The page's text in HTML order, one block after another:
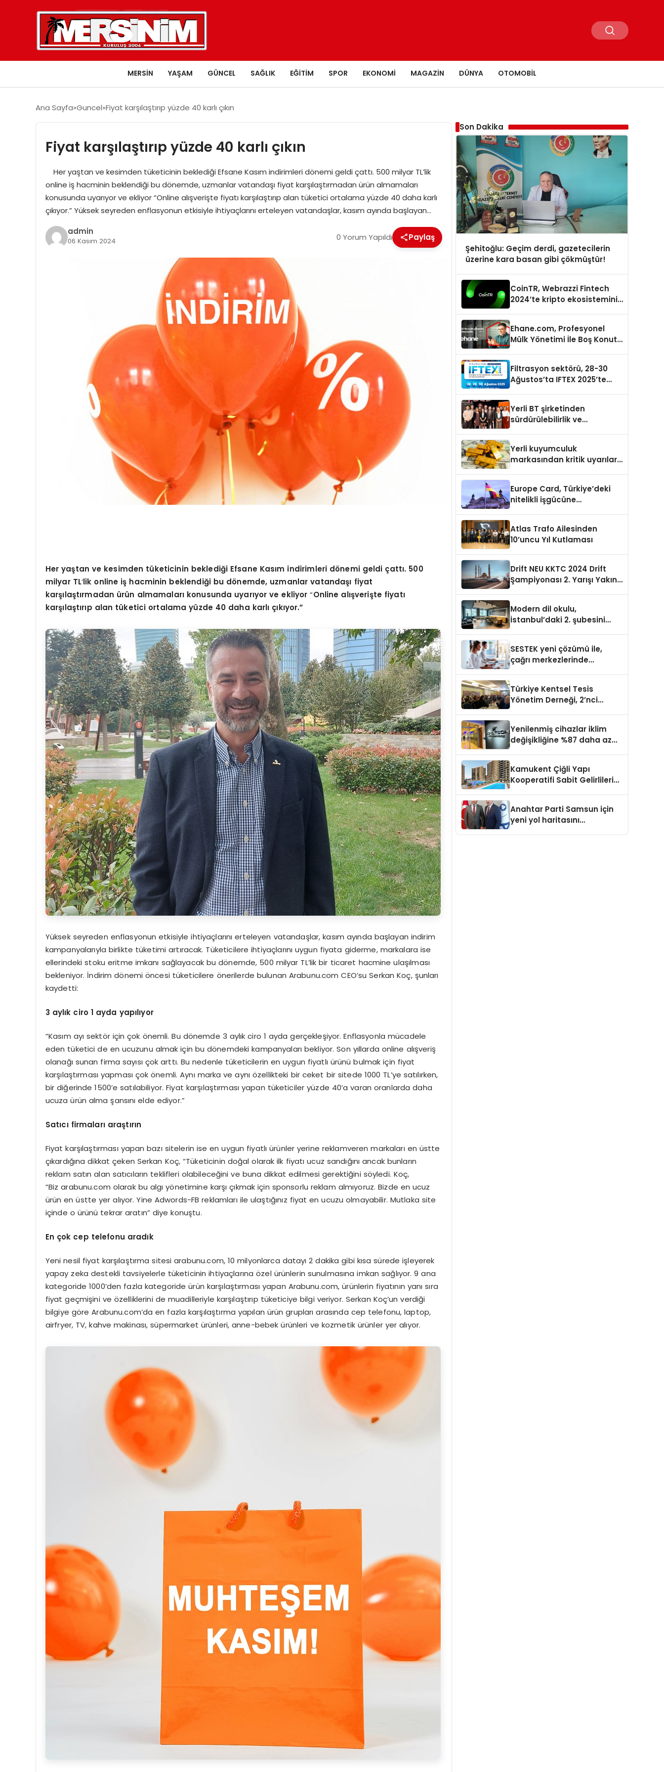
MERSIN YAŞAM GÜNCEL SAĞLIK EĞITIM SPOR EKONOMI MAGAZIN DÜNYA OTOMOBIL
Ana Sayfa Guncel Fiyat karşılaştırıp yüzde 40 karlı çıkın
Fiyat karşılaştırıp yüzde 40 karlı çıkın
Her yaştan ve kesimden tüketicinin beklediği Efsane Kasım indirimleri dönemi geldi çattı. 500 milyar TL’lik
online iş hacminin beklendiği bu dönemde, uzmanlar vatandaşı fiyat karşılaştırmadan ürün almamaları
konusunda uyarıyor ve ekliyor “Online alışverişte fiyatı karşılaştırıp alan tüketici ortalama yüzde 40 daha karlı
çıkıyor.” Yüksek seyreden enflasyonun etkisiyle ihtiyaçlarını erteleyen vatandaşlar, kasım ayında başlayan…
admin
06 Kasım 2024 0 Yorum Yapıldı Paylaş
Her yaştan ve kesimden tüketicinin beklediği Efsane Kasım indirimleri dönemi geldi çattı. 500
milyar TL’lik online iş hacminin beklendiği bu dönemde, uzmanlar vatandaşı fiyat
karşılaştırmadan ürün almamaları konusunda uyarıyor ve ekliyor“Online alışverişte fiyatı
karşılaştırıp alan tüketici ortalama yüzde 40 daha karlı çıkıyor.”
Yüksek seyreden enflasyonun etkisiyle ihtiyaçlarını erteleyen vatandaşlar, kasım ayında başlayan indirim
kampanyalarıyla birlikte tüketimi artıracak. Tüketicilere ihtiyaçlarını uygun fiyata giderme, markalara ise
ellerindeki stoku eritme imkanı sağlayacak bu dönemde, 500 milyar TL’lik bir ticaret hacmine ulaşılması
bekleniyor. İndirim dönemi öncesi tüketicilere önerilerde bulunan Arabunu.com CEO’su Serkan Koç, şunları
kaydetti:
3 aylık ciro 1 ayda yapılıyor
“Kasım ayı sektör için çok önemli. Bu dönemde 3 aylık ciro 1 ayda gerçekleşiyor. Enflasyonla mücadele
eden tüketici de en ucuzunu almak için bu dönemdeki kampanyaları bekliyor. Son yıllarda online alışveriş
olanağı sunan firma sayısı çok arttı. Bu nedenle tüketicilerin en uygun fiyatlı ürünü bulmak için fiyat
karşılaştırması yapması çok önemli. Aynı marka ve aynı özellikteki bir ceket bir sitede 1000 TL’ye satılırken,
bir diğerinde 1500’e satılabiliyor. Fiyat karşılaştırması yapan tüketiciler yüzde 40’a varan oranlarda daha
ucuza ürün alma şansını elde ediyor.”
Satıcı firmaları araştırın
Fiyat karşılaştırması yapan bazı sitelerin ise en uygun fiyatlı ürünler yerine reklamveren markaları en üstte
çıkardığına dikkat çeken Serkan Koç, “Tüketicinin doğal olarak ilk fiyatı ucuz sandığını ancak bunların
reklam satın alan satıcıların teklifleri olabileceğini ve buna dikkat edilmesi gerektiğini söyledi. Koç,
“Biz arabunu.com olarak bu algı yönetimine karşı çıkmak için sponsorlu reklam almıyoruz. Bizde en ucuz
ürün en üstte yer alıyor. Yine Adwords-FB reklamları ile ulaştığınız fiyat en ucuzu olmayabilir. Mutlaka site
içinde o ürünü tekrar aratın” diye konuştu.
En çok cep telefonu aradık
Yeni nesil fiyat karşılaştırma sitesi arabunu.com, 10 milyonlarca datayı 2 dakika gibi kısa sürede işleyerek
yapay zeka destekli tavsiyelerle tüketicinin ihtiyaçlarına özel ürünlerin sunulmasına imkan sağlıyor. 9 ana
kategoride 1000’den fazla kategoride ürün karşılaştırması yapan Arabunu.com, ürünlerin fiyatının yanı sıra
fiyat geçmişini ve özelliklerini de muadilleriyle karşılaştırıp tüketiciye bilgi veriyor. Serkan Koç’un verdiği
bilgiye göre Arabunu.com’da en fazla karşılaştırma yapılan ürün grupları arasında cep telefonu, laptop,
airfryer, TV, kahve makinası, süpermarket ürünleri, anne-bebek ürünleri ve kozmetik ürünler yer alıyor.
Son Dakika
Şehitoğlu: Geçim derdi, gazetecilerin
üzerine kara basan gibi çökmüştür!
CoinTR, Webrazzi Fintech
2024’te kripto ekosisteminin
Ehane.com, Profesyonel
Mülk Yönetimi İle Boş Konut
Filtrasyon sektörü, 28-30
Ağustos’ta IFTEX 2025’te
Yerli BT şirketinden
sürdürülebilirlik ve
Yerli kuyumculuk
markasından kritik uyarılar:
Europe Card, Türkiye’deki
nitelikli işgücüne
Atlas Trafo Ailesinden
10’uncu Yıl Kutlaması
Drift NEU KKTC 2024 Drift
Şampiyonası 2. Yarışı Yakın
Modern dil okulu,
İstanbul’daki 2. şubesini
SESTEK yeni çözümü ile,
çağrı merkezlerinde
Türkiye Kentsel Tesis
Yönetim Derneği, 2’nci
Yenilenmiş cihazlar iklim
değişikliğine %87 daha az
Kamukent Çiğli Yapı
Kooperatifi Sabit Gelirlileri
Anahtar Parti Samsun için
yeni yol haritasını